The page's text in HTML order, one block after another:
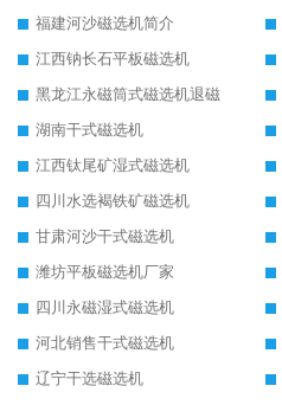
福建河沙磁选机简介
江西钠长石平板磁选机
黑龙江永磁筒式磁选机退磁
湖南干式磁选机
江西钛尾矿湿式磁选机
四川水选褐铁矿磁选机
甘肃河沙干式磁选机
潍坊平板磁选机厂家
四川永磁湿式磁选机
河北销售干式磁选机
辽宁干选磁选机